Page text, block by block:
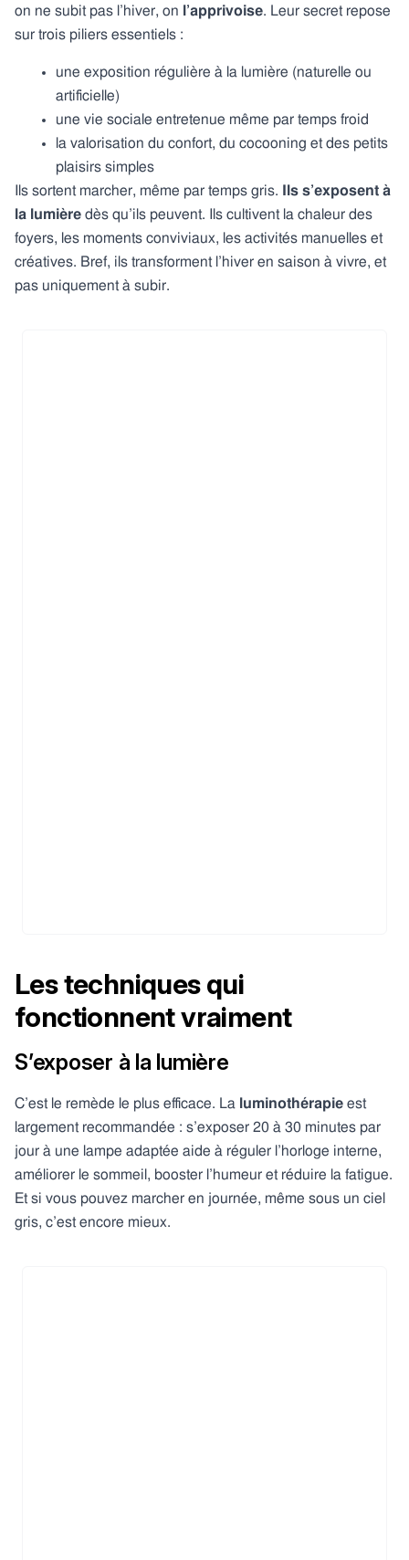
on ne subit pas l’hiver, on l’apprivoise. Leur secret repose
sur trois piliers essentiels :
une exposition régulière à la lumière (naturelle ou
artificielle)
une vie sociale entretenue même par temps froid
la valorisation du confort, du cocooning et des petits
plaisirs simples
Ils sortent marcher, même par temps gris.
Ils s’exposent à
la lumière dès qu’ils peuvent. Ils cultivent la chaleur des
foyers, les moments conviviaux, les activités manuelles et
créatives. Bref, ils transforment l’hiver en saison à vivre, et
pas uniquement à subir.
Les techniques qui
fonctionnent vraiment
S’exposer à la lumière
C’est le remède le plus efficace. La luminothérapie est
largement recommandée : s’exposer 20 à 30 minutes par
jour à une lampe adaptée aide à réguler l’horloge interne,
améliorer le sommeil, booster l’humeur et réduire la fatigue.
Et si vous pouvez marcher en journée, même sous un ciel
gris, c’est encore mieux.